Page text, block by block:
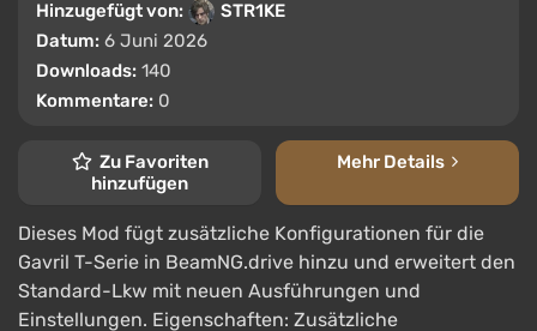
Hinzugefügt von:
STR1KE
Datum: 6 Juni 2026
Downloads: 140
Kommentare: 0
Zu Favoriten
hinzufügen
Mehr Details
Dieses Mod fügt zusätzliche Konfigurationen für die
Gavril T-Serie in BeamNG.drive hinzu und erweitert den
Standard-Lkw mit neuen Ausführungen und
Einstellungen. Eigenschaften: Zusätzliche